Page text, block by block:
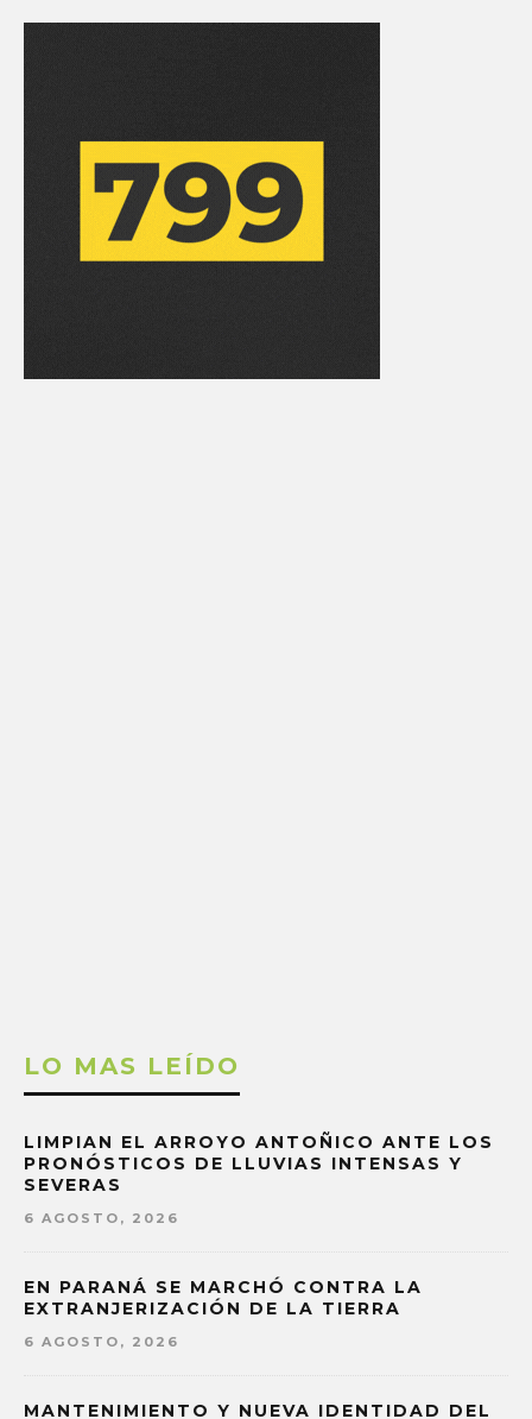
LO MAS LEÍDO
LIMPIAN EL ARROYO ANTOÑICO ANTE LOS
PRONÓSTICOS DE LLUVIAS INTENSAS Y
SEVERAS
6 AGOSTO, 2026
EN PARANÁ SE MARCHÓ CONTRA LA
EXTRANJERIZACIÓN DE LA TIERRA
6 AGOSTO, 2026
MANTENIMIENTO Y NUEVA IDENTIDAD DEL